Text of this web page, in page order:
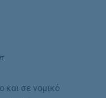
και σε νομικό